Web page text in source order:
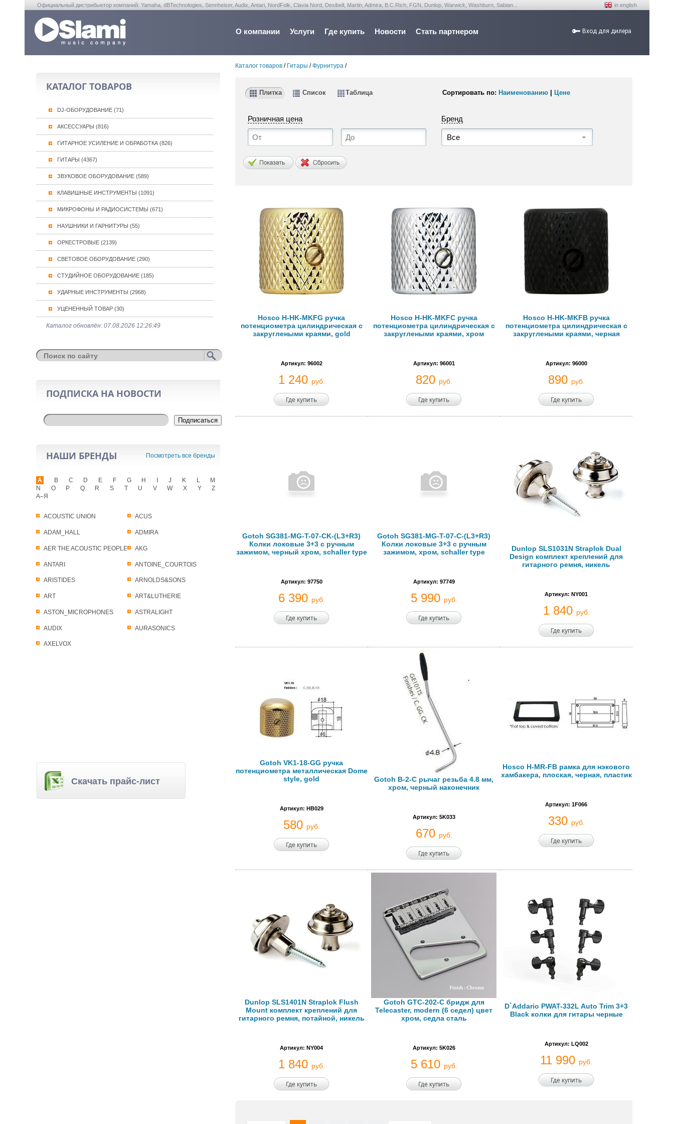
Официальный дистрибьютор компаний: Yamaha, dBTechnologies, Sennheiser, Audix, Antari, NordFolk, Clavia Nord, Dexibell, Martin, Admira, B.C.Rich, FGN, Dunlop, Warwick, Washburn, Sabian... in english
О компании Услуги Где купить Новости Стать партнером Вход для дилера
КАТАЛОГ ТОВАРОВ
DJ-ОБОРУДОВАНИЕ (71)
АКСЕССУАРЫ (816)
ГИТАРНОЕ УСИЛЕНИЕ И ОБРАБОТКА (826)
ГИТАРЫ (4367)
ЗВУКОВОЕ ОБОРУДОВАНИЕ (589)
КЛАВИШНЫЕ ИНСТРУМЕНТЫ (1091)
МИКРОФОНЫ И РАДИОСИСТЕМЫ (671)
НАУШНИКИ И ГАРНИТУРЫ (55)
ОРКЕСТРОВЫЕ (2139)
СВЕТОВОЕ ОБОРУДОВАНИЕ (290)
СТУДИЙНОЕ ОБОРУДОВАНИЕ (185)
УДАРНЫЕ ИНСТРУМЕНТЫ (2968)
УЦЕНЕННЫЙ ТОВАР (30)
Каталог обновлён: 07.08.2026 12:26:49
ПОДПИСКА НА НОВОСТИ
Подписаться
НАШИ БРЕНДЫ Посмотреть все бренды
A
ACOUSTIC UNION ACUS
ADAM_HALL ADMIRA
AER THE ACOUSTIC PEOPLE AKG
ANTARI ANTOINE_COURTOIS
ARISTIDES ARNOLDS&SONS
ART ART&LUTHERIE
ASTON_MICROPHONES ASTRALIGHT
AUDIX AURASONICS
AXELVOX
B C D E F G H J K L
M
N
O P Q R S T U V W X Y
Z
А–Я
Скачать прайс-лист
Каталог товаров / Гитары /Фурнитура /
Плитка Список Таблица Сортировать по: Наименованию Цене
Розничная цена Бренд
Все
Hosco H-HK-MKFG ручка
потенциометра цилиндрическая с
закруглеными краями, gold
Артикул: 96002
1 240 руб.
Где купить
Hosco H-HK-MKFC ручка
потенциометра цилиндрическая с
закруглеными краями, хром
Артикул: 96001
820 руб.
Где купить
Hosco H-HK-MKFB ручка
потенциометра цилиндрическая с
закруглеными краями, черная
Артикул: 96000
890 руб.
Где купить
Gotoh SG381-MG-T-07-CK-(L3+R3)
Колки локовые 3+3 с ручным
зажимом, черный хром, schaller type
Артикул: 97750
6 390 руб.
Где купить
Gotoh SG381-MG-T-07-C-(L3+R3)
Колки локовые 3+3 с ручным
зажимом, хром, schaller type
Артикул: 97749
5 990 руб.
Где купить
Dunlop SLS1031N Straplok Dual
Design комплект креплений для
гитарного ремня, никель
Артикул: NY001
1 840 руб.
Где купить
Gotoh VK1-18-GG ручка
потенциометра металлическая Dome
style, gold
Артикул: HB029
580 руб.
Где купить
Gotoh B-2-C рычаг резьба 4.8 мм,
хром, черный наконечник
Артикул: 5K033
670 руб.
Где купить
Hosco H-MR-FB рамка для нэкового
хамбакера, плоская, черная, пластик
Артикул: 1F066
330 руб.
Где купить
Dunlop SLS1401N Straplok Flush
Mount комплект креплений для
гитарного ремня, потайной, никель
Артикул: NY004
1 840 руб.
Где купить
Gotoh GTC-202-C бридж для
Telecaster, modern (6 седел) цвет
хром, седла сталь
Артикул: 5K026
5 610 руб.
Где купить
D`Addario PWAT-332L Auto Trim 3+3
Black колки для гитары черные
Артикул: LQ002
11 990 руб.
Где купить